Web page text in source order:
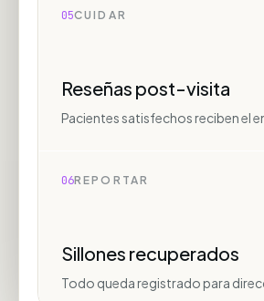
05CUIDAR
Reseñas post-visita
Pacientes satisfechos reciben el
06REPORTAR
Sillones recuperados
Todo queda registrado para